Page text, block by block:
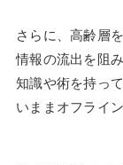
さらに、高齢層
情報の流出を阻
知識や術を持っ
いままオフライ